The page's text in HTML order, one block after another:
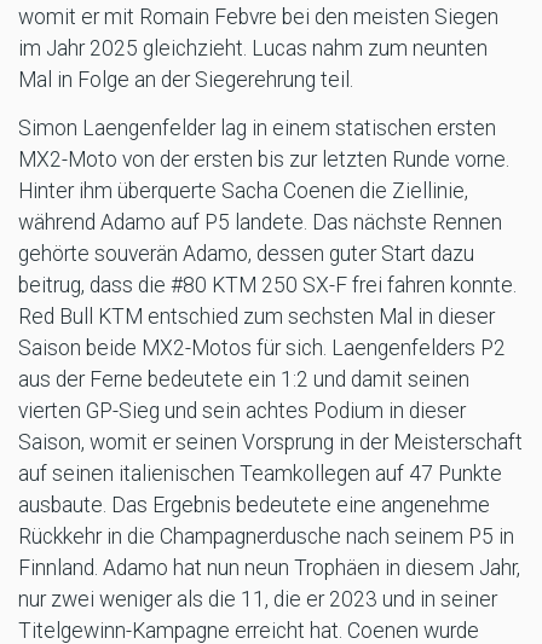
womit er mit Romain Febvre bei den meisten Siegen
im Jahr 2025 gleichzieht. Lucas nahm zum neunten
Mal in Folge an der Siegerehrung teil.
Simon Laengenfelder lag in einem statischen ersten
MX2-Moto von der ersten bis zur letzten Runde vorne.
Hinter ihm überquerte Sacha Coenen die Ziellinie,
während Adamo auf P5 landete. Das nächste Rennen
gehörte souverän Adamo, dessen guter Start dazu
beitrug, dass die #80 KTM 250 SX-F frei fahren konnte.
Red Bull KTM entschied zum sechsten Mal in dieser
Saison beide MX2-Motos für sich. Laengenfelders P2
aus der Ferne bedeutete ein 1:2 und damit seinen
vierten GP-Sieg und sein achtes Podium in dieser
Saison, womit er seinen Vorsprung in der Meisterschaft
auf seinen italienischen Teamkollegen auf 47 Punkte
ausbaute. Das Ergebnis bedeutete eine angenehme
Rückkehr in die Champagnerdusche nach seinem P5 in
Finnland. Adamo hat nun neun Trophäen in diesem Jahr,
nur zwei weniger als die 11, die er 2023 und in seiner
Titelgewinn-Kampagne erreicht hat. Coenen wurde